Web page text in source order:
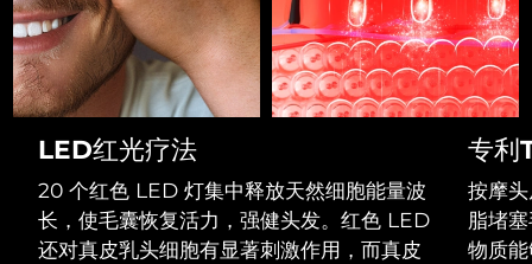
LED红光疗法
20 个红色 LED 灯集中释放天然细胞能量波
长，使毛囊恢复活力，强健头发。红色 LED
还对真皮乳头细胞有显著刺激作用，而真皮
专利
按摩
脂堵
物质
FAQ™护肤品
All FAQ™ skincare
FAQ™产品
All anti-aging treatments
FAQ™护肤品
All FAQ™ skincare
FAQ™产品
All LED treatments
FAQ™产品
All hair treatments
FAQ™ skincare
All FAQ™ skincare
FAQ™ products
All toning treatments
脱毛
PEACH™ 2 Pro Max
Professional IPL hair removal device
PEACH™ 2
IPL hair removal
身体护理
BEAR™ 2 body
Microcurrent body toning
LUNA™ 4 body
Massaging body brush
痘肌护理
ESPADA™ 2 plus
Recurring acne LED therapy
BEAR™ 2 eyes & lips
Microcurrent line smoothing device
法国 预计送达日期8/9/26
法属波利尼西亚 预计送达日期8/13/26
德国
直布罗陀 预计送达日期 8/13/26
希腊 预计送达日期 8/9/26